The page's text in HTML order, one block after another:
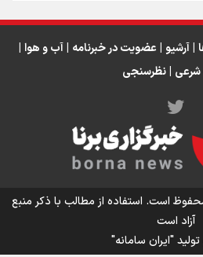
بر ارزش افزوده چقدر است؟
| آرشیو | عضویت در خبرنامه | آب و هوا |
شرعی | نظرسنجی
است. استفاده از مطالب با ذکر منبع
آزاد است
"ایران سامانه"